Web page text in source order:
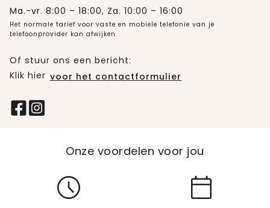
Ma.-vr. 8:00 – 18:00, Za. 10:00 – 16:00
Het normale tarief voor vaste en mobiele telefonie van je
telefoonprovider kan afwijken.
Of stuur ons een bericht:
Klik hier voor het contactformulier
Onze voordelen voor jou